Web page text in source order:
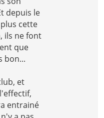
depuis le
cette
ils ne font
que
bon...
et
entrainé